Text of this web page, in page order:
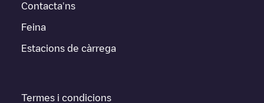
Contacta'ns
Feina
Estacions de càrrega
Termes i condicions